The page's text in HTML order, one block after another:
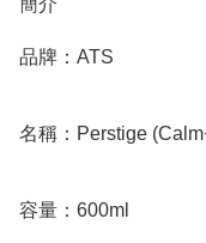
簡介
品牌：ATS
名稱：Perstige
容量：600ml